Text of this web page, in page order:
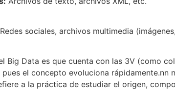
Redes sociales, archivos multimedia
Big Data es que cuenta con las 3V (como
el concepto evoluciona rápidamente.nn
a la práctica de estudiar el origen,